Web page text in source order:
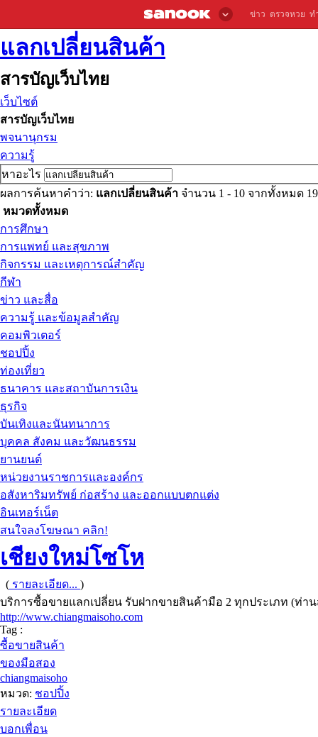
ข่าว ตรวจหวย ท
แลกเปลี่ยนสินค้า
สารบัญเว็บไทย
เว็บไซต์
สารบัญเว็บไทย
พจนานุกรม
ความรู้
หาอะไร
ผลการค้นหาคำว่า: แลกเปลี่ยนสินค้า จำนวน 1 - 10 จากทั้งหมด
หมวดทั้งหมด
การศึกษา
การแพทย์ และสุขภาพ
กิจกรรม และเหตุการณ์สำคัญ
กีฬา
ข่าว และสื่อ
ความรู้ และข้อมูลสำคัญ
คอมพิวเตอร์
ชอปปิ้ง
ท่องเที่ยว
ธนาคาร และสถาบันการเงิน
ธุรกิจ
บันเทิงและนันทนาการ
บุคคล สังคม และวัฒนธรรม
ยานยนต์
หน่วยงานราชการและองค์กร
อสังหาริมทรัพย์ ก่อสร้าง และออกแบบตกแต่ง
อินเทอร์เน็ต
สนใจลงโฆษณา คลิก!
เชียงใหม่โซโห
( รายละเอียด... )
บริการซื้อขายแลกเปลี่ยน รับฝากขายสินค้ามือ 2 ทุกประเภท (ท่า
http://www.chiangmaisoho.com
Tag :
ซื้อขายสินค้า
ของมือสอง
chiangmaisoho
หมวด: ชอปปิ้ง
รายละเอียด
บอกเพื่อน